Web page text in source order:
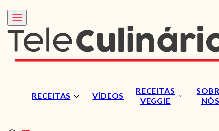
RECEITAS VÍDEOS
RECEITAS
VEGGIE
NÓS